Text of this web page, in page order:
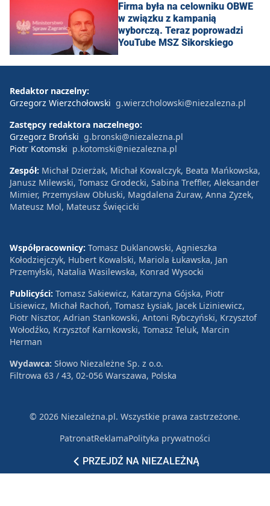
Firma była na celowniku OBWE
w związku z kampanią
wyborczą. Teraz poprowadzi
YouTube MSZ Sikorskiego
PRZEJDŹ NA NIEZALEŻNĄ
Redaktor naczelny:
Grzegorz Wierzchołowski g.wierzcholowski@niezalezna.pl
Zastępcy redaktora naczelnego:
Grzegorz Broński g.bronski@niezalezna.pl
Piotr Kotomski p.kotomski@niezalezna.pl
Zespół: Michał Dzierżak, Michał Kowalczyk, Beata Mańkowska,
Janusz Milewski, Tomasz Grodecki, Sabina Treffler, Aleksander
Mimier, Przemysław Obłuski, Magdalena Żuraw, Anna Zyzek,
Mateusz Mol, Mateusz Święcicki
Współpracownicy: Tomasz Duklanowski, Agnieszka
Kołodziejczyk, Hubert Kowalski, Mariola Łukawska, Jan
Przemyłski, Natalia Wasilewska, Konrad Wysocki
Publicyści: Tomasz Sakiewicz, Katarzyna Gójska, Piotr
Lisiewicz, Michał Rachoń, Tomasz Łysiak, Jacek Liziniewicz,
Piotr Nisztor, Adrian Stankowski, Antoni Rybczyński, Krzysztof
Wołodźko, Krzysztof Karnkowski, Tomasz Teluk, Marcin
Herman
Wydawca: Słowo Niezależne Sp. z o.o.
Filtrowa 63 / 43, 02-056 Warszawa, Polska
© 2026 Niezależna.pl. Wszystkie prawa zastrzeżone.
PatronatReklamaPolityka prywatności